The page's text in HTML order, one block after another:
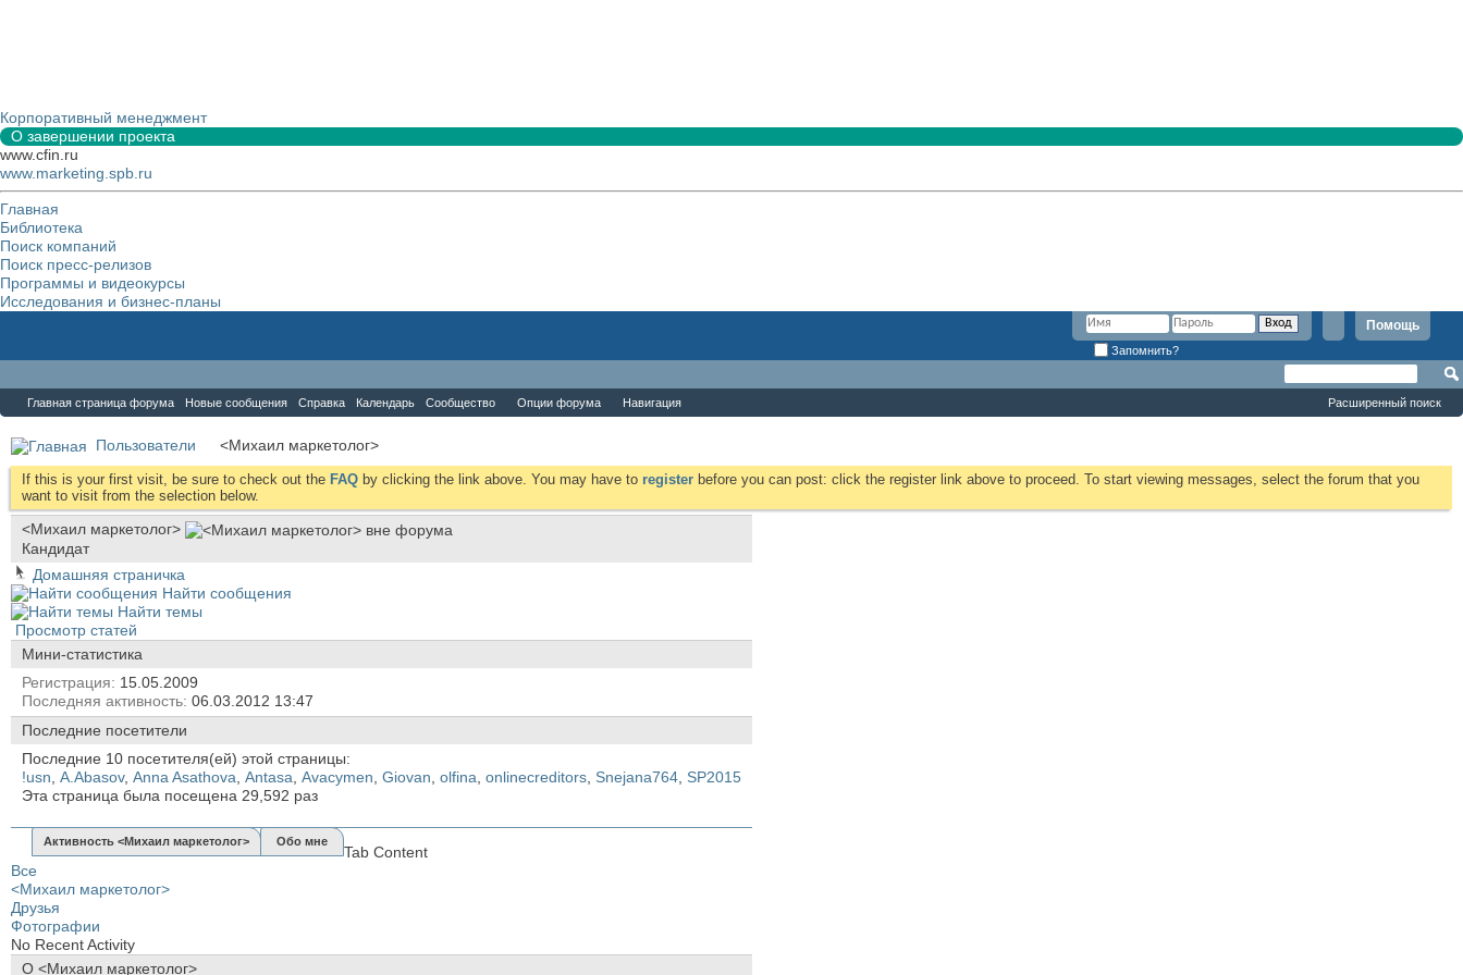
Корпоративный менеджмент
О завершении проекта
www.cfin.ru
www.marketing.spb.ru
Главная
Библиотека
Поиск компаний
Поиск пресс-релизов
Программы и видеокурсы
Исследования и бизнес-планы
Помощь
Запомнить?
Главная страница форума Новые сообщения Справка Календарь Сообщество Опции форума Навигация Расширенный поиск
Пользователи <Михаил маркетолог>
If this is your first visit, be sure to check out the FAQ by clicking the link above. You may have to register before you can post: click the register link above to proceed. To start viewing messages, select the forum that you
want to visit from the selection below.
<Михаил маркетолог>
Кандидат
Домашняя страничка
Найти сообщения
Найти темы
Просмотр статей
Мини-статистика
Регистрация
15.05.2009
Последняя активность 06.03.2012 13:47
Последние посетители
Последние 10 посетителя(ей) этой страницы:
!usn A.Abasov, Anna Asathova Antasa Avacymen Giovan olfina onlinecreditors Snejana764 SP2015
Эта страница была посещена 29,592 раз
Активность <Михаил маркетолог> Обо мне
Tab Content
Все
<Михаил маркетолог>
Друзья
Фотографии
No Recent Activity
О <Михаил маркетолог>